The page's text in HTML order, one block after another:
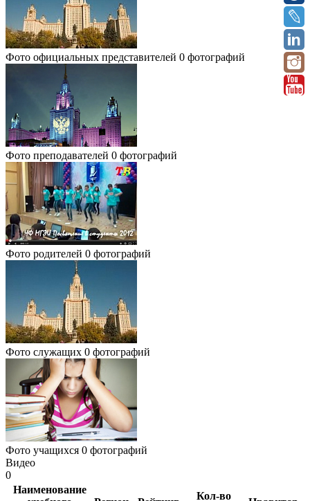
Фото официальных представителей 0 фотографий
Фото преподавателей 0 фотографий
Фото родителей 0 фотографий
Фото служащих 0 фотографий
Фото учащихся 0 фотографий
Видео
0
Наименование
Кол-во